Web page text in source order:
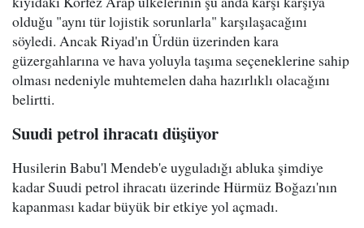
olduğu "aynı tür lojistik sorunlarla" karşılaşacağını
söyledi. Ancak Riyad'ın Ürdün üzerinden kara
güzergahlarına ve hava yoluyla taşıma seçeneklerine sahip
olması nedeniyle muhtemelen daha hazırlıklı olacağını
belirtti.
Suudi petrol ihracatı düşüyor
Husilerin Babu'l Mendeb'e uyguladığı abluka şimdiye
kadar Suudi petrol ihracatı üzerinde Hürmüz Boğazı'nın
kapanması kadar büyük bir etkiye yol açmadı.